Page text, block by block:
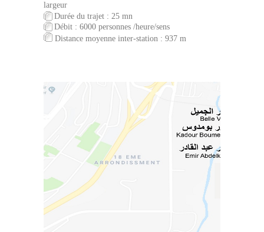
largeur
Durée du trajet : 25 mn
Débit : 6000 personnes /heure/sens
Distance moyenne inter-station : 937 m